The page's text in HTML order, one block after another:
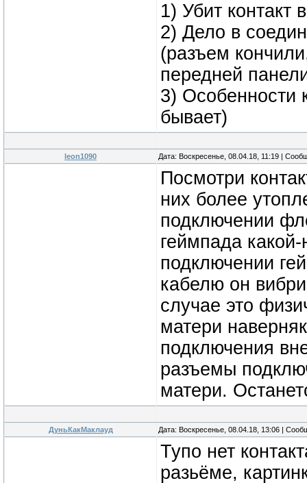
1) Убит контакт
2) Дело в
(разъем
передней
3) Особенности
бывает)
leon1090 Дата: Воскресенье, 08.04.18, 11:19 |
Посмотри
них более
подключении
геймпада какой-
подключении
кабелю он
случае это
матери
подключения
разъемы
матери.
ДуньКакМаклауд Дата: Воскресенье, 08.04.18, 13:06 |
Тупо нет
разьёме,